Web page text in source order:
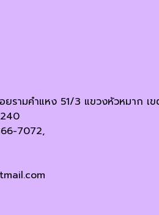
ยรามคำแหง 51/3 แขวงหัวหมาก เ
7072,